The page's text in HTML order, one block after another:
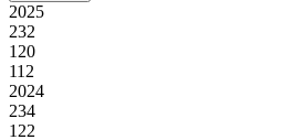
2025
232
120
112
2024
234
122